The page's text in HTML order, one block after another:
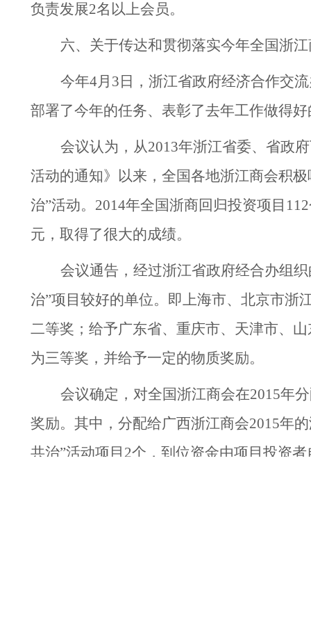
负责发展2名以上会员。
六、关于传达和贯彻落实今年全国浙
今年4月 3 日，浙江省政府经济合作交
部署了今年的任务、表彰了去年工作做得
会议认为，从2013年浙江省委、省政
活动的通知》以来，全国各地浙江商会积
治”活动。 2014年全国浙商回归投资项目 112
元，取得了很大的成绩。
会议通告，经过浙江省政府经合办组
治”项目较好的单位。即上海市、北京市浙
二等奖；给予广东省、重庆市、天津市、
为三等奖，并给予一定的物质奖励。
会议确定，对全国浙江商会在2015年
奖励。其中，分配给广西浙江商会2015年
共治”活动项目 2个，到位资金由项目投资